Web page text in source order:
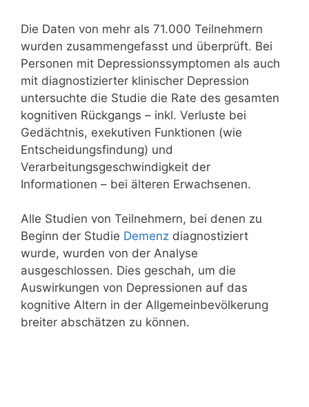
Die Daten von mehr als 71.000 Teilnehmern
wurden zusammengefasst und überprüft. Bei
Personen mit Depressionssymptomen als auch
mit diagnostizierter klinischer Depression
untersuchte die Studie die Rate des gesamten
kognitiven Rückgangs – inkl. Verluste bei
Gedächtnis, exekutiven Funktionen (wie
Entscheidungsfindung) und
Verarbeitungsgeschwindigkeit der
Informationen – bei älteren Erwachsenen.
Alle Studien von Teilnehmern, bei denen zu
Beginn der Studie Demenz diagnostiziert
wurde, wurden von der Analyse
ausgeschlossen. Dies geschah, um die
Auswirkungen von Depressionen auf das
kognitive Altern in der Allgemeinbevölkerung
breiter abschätzen zu können.